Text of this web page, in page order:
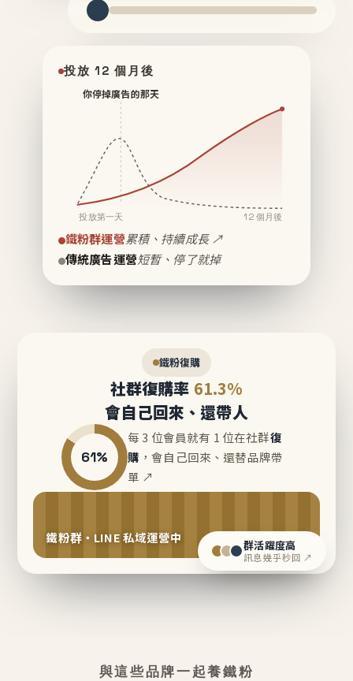
投放 12 個月後
你停掉廣告的那天
投放第一天 12 個月後
鐵粉群運營累積、持續成長 ↗
傳統廣告運營短暫、停了就掉
鐵粉復購
社群復購率 61.3%
會自己回來、還帶人
61%
每 3 位會員就有 1 位在社群復
購 ，會自己回來、還替品牌帶
單 ↗
鐵粉群・LINE 私域運營中 群活躍度高
訊息幾乎秒回 ↗
與這些品牌一起養鐵粉